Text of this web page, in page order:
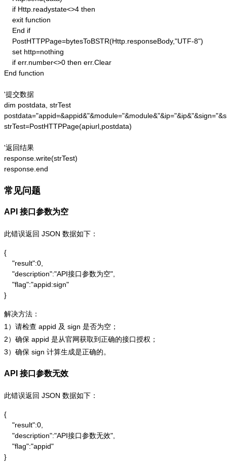
    if Http.readystate<>4 then
    exit function
    End if
    PostHTTPPage=bytesToBSTR(Http.responseBody,"UTF-8")
    set http=nothing
    if err.number<>0 then err.Clear
End function
'提交数据
dim postdata, strTest
strTest=PostHTTPPage(apiurl,postdata)
'返回结果
response.write(strTest)
response.end
常见问题
API 接口参数为空
此错误返回 JSON 数据如下：
{
    "result":0,
    "description":"API接口参数为空",
    "flag":"appid:sign"
}
解决方法：
1）请检查 appid 及 sign 是否为空；
2）确保 appid 是从官网获取到正确的接口授权；
3）确保 sign 计算生成是正确的。
API 接口参数无效
此错误返回 JSON 数据如下：
{
    "result":0,
    "description":"API接口参数无效",
    "flag":"appid"
}